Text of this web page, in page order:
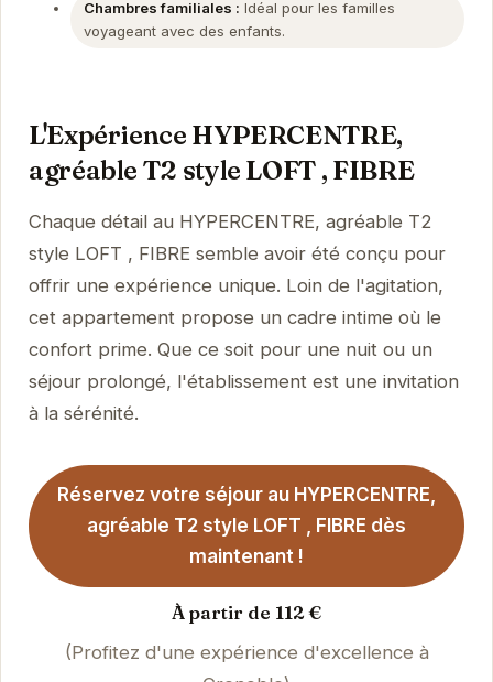
Chambres familiales : Idéal pour les familles
voyageant avec des enfants.
L'Expérience HYPERCENTRE,
agréable T2 style LOFT , FIBRE
Chaque détail au HYPERCENTRE, agréable T2
style LOFT , FIBRE semble avoir été conçu pour
offrir une expérience unique. Loin de l'agitation,
cet appartement propose un cadre intime où le
confort prime. Que ce soit pour une nuit ou un
séjour prolongé, l'établissement est une invitation
à la sérénité.
Réservez votre séjour au HYPERCENTRE,
agréable T2 style LOFT , FIBRE dès
maintenant !
À partir de 112 €
(Profitez d'une expérience d'excellence à